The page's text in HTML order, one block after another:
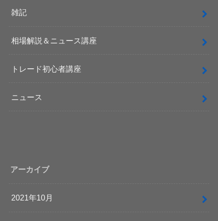
雑記
相場解説＆ニュース講座
トレード初心者講座
ニュース
アーカイブ
2021年10月